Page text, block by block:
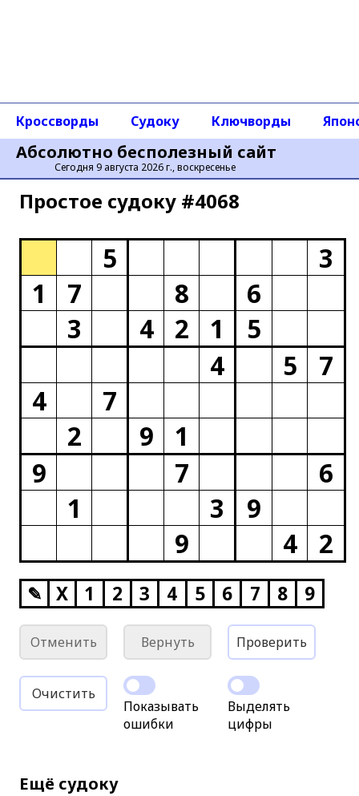
Абсолютно бесполезный сайт
Сегодня 9 августа 2026 г., воскресенье
Кроссворды Судоку Ключворды
Простое cудоку #4068
5
3
1
7 8
6
3
4 2 1
5
4
5
7
4
7
2
9
1
9
7
6
1
3
9
9
4 2
✎ X 1 2 3 4 5 6 7 8 9
Отменить Вернуть Проверить
Очистить
Показывать
ошибки
Выделять
цифры
Ещё судоку